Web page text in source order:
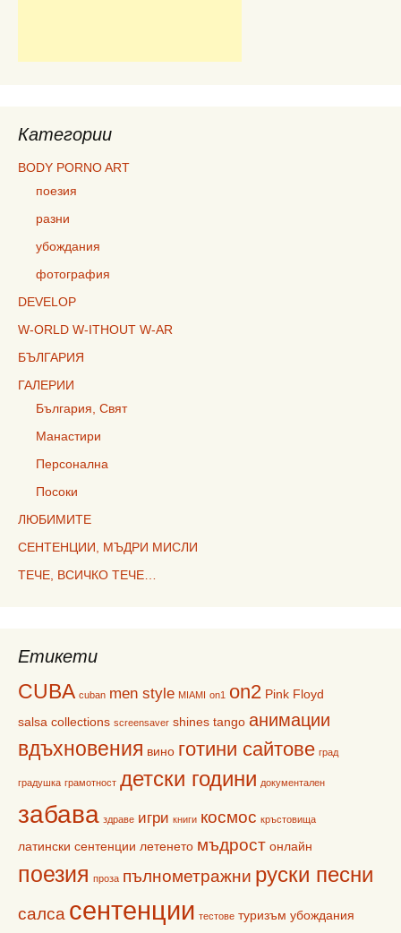
Категории
BODY PORNO ART
поезия
разни
убождания
фотография
DEVELOP
W-ORLD W-ITHOUT W-AR
БЪЛГАРИЯ
ГАЛЕРИИ
България, Свят
Манастири
Персонална
Посоки
ЛЮБИМИТЕ
СЕНТЕНЦИИ, МЪДРИ МИСЛИ
ТЕЧЕ, ВСИЧКО ТЕЧЕ…
Етикети
CUBA cuban men style MIAMI on1 on2 Pink Floyd
salsa collections screensaver shines tango анимации
вдъхновения вино готини сайтове град
градушка грамотност детски години документален
забава здраве игри книги космос кръстовища
латински сентенции летенето мъдрост онлайн
поезия проза пълнометражни руски песни
салса сентенции тестове туризъм убождания